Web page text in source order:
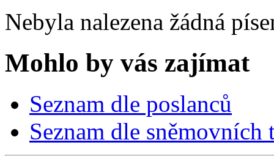
Nebyla nalezena žádná
Mohlo by vás zajímat
Seznam dle poslanců
Seznam dle sněmovních